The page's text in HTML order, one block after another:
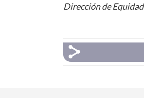
Dirección de